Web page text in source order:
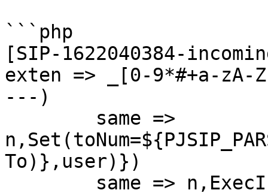
```php
[SIP-1622040384-
exten => _[0-9*#+a-
---)
To)},user)})